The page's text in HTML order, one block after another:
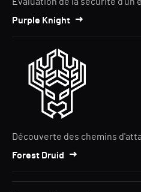
Purple Knight
Découverte des chemins
Forest Druid